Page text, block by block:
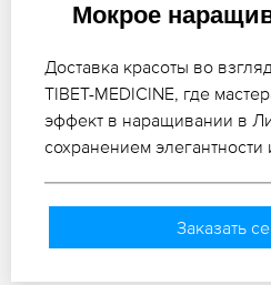
Мокрое
Доставка красоты во
TIBET-MEDICINE, где
эффект в наращивании в
сохранением элегантности
Заказать